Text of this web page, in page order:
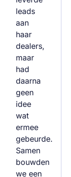
leads
aan
haar
dealers,
maar
had
daarna
geen
idee
wat
ermee
gebeurde.
Samen
bouwden
we een